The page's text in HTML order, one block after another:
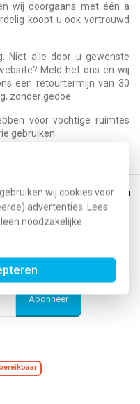
wij cookies voor
advertenties. Lees
noodzakelijke
wij doorgaans met één a
koopt u ook vertrouwd
Niet alle door u gewenste
Meld het ons en wij
een retourtermijn van 30
zonder gedoe.
voor vochtige ruimtes
gebruiken
Vertrouwd online
acties en nieuwe
Abonneer